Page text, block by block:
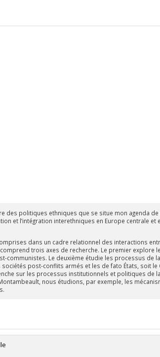
politiques ethniques que se situe mon agenda de
et l’intégration interethniques en Europe centrale et
dans un cadre relationnel des interactions
trois axes de recherche. Le premier explore
communistes. Le deuxième étudie les processus de
post-conflits armés et les de fato États, soit le
sur les processus institutionnels et politiques de
nous étudions, par exemple, les